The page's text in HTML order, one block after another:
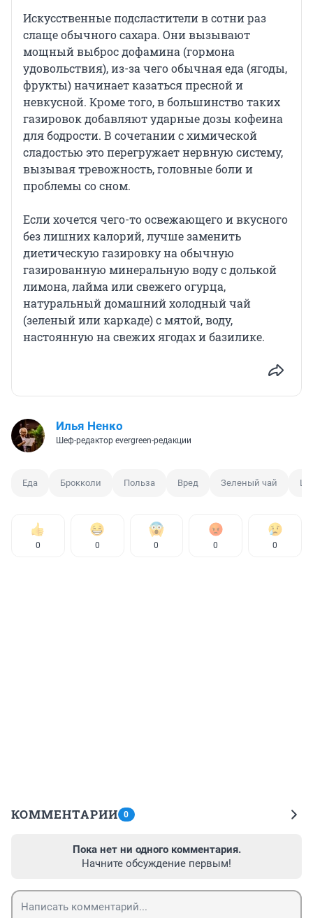
Искусственные подсластители в сотни раз
слаще обычного сахара. Они вызывают
мощный выброс дофамина (гормона
удовольствия), из-за чего обычная еда (ягоды,
фрукты) начинает казаться пресной и
невкусной. Кроме того, в большинство таких
газировок добавляют ударные дозы кофеина
для бодрости. В сочетании с химической
сладостью это перегружает нервную систему,
вызывая тревожность, головные боли и
проблемы со сном.
Если хочется чего-то освежающего и вкусного
без лишних калорий, лучше заменить
диетическую газировку на обычную
газированную минеральную воду с долькой
лимона, лайма или свежего огурца,
натуральный домашний холодный чай
(зеленый или каркаде) с мятой, воду,
настоянную на свежих ягодах и базилике.
Илья Ненко
Шеф-редактор evergreen-редакции
Еда Брокколи Польза Вред Зеленый чай
0 0 0 0 0
КОММЕНТАРИИ 0
Пока нет ни одного комментария.
Начните обсуждение первым!